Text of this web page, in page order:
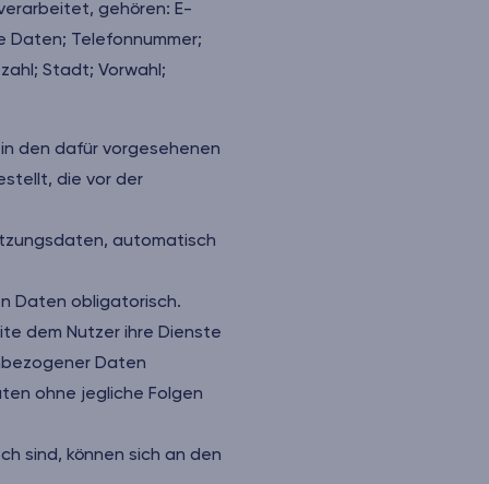
gehören: E-
Daten; Telefonnummer;
Stadt; Vorwahl;
den dafür vorgesehenen
die vor der
automatisch
Daten obligatorisch.
dem Nutzer ihre Dienste
Daten
ohne jegliche Folgen
sind, können sich an den